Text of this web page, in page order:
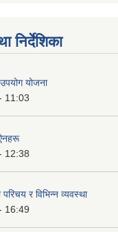
निर्देशिका
योजना
11:03
12:38
र विभिन्न व्यवस्था
16:49